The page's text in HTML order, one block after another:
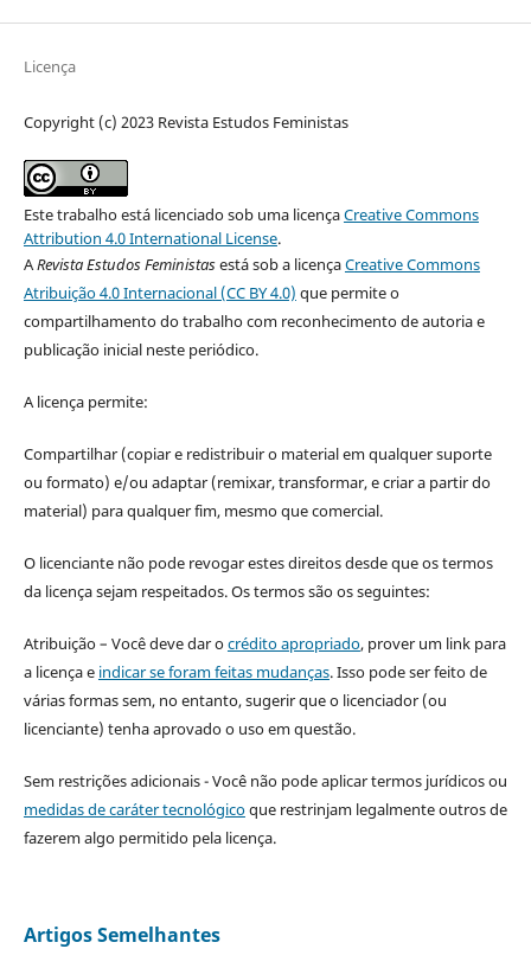
Licença
Copyright (c) 2023 Revista Estudos Feministas
Este trabalho está licenciado sob uma licençaCreative Commons
Attribution 4.0 International License.
ARevista Estudos Feministasestá sob a licençaCreative Commons
Atribuição 4.0 Internacional (CC BY 4.0) que permite o
compartilhamento do trabalho com reconhecimento de autoria e
publicação inicial neste periódico.
A licença permite:
Compartilhar (copiar e redistribuir o material em qualquer suporte
ou formato) e/ou adaptar (remixar, transformar, e criar a partir do
material) para qualquer fim, mesmo que comercial.
O licenciante não pode revogar estes direitos desde que os termos
da licença sejam respeitados. Os termos são os seguintes:
Atribuição – Você deve dar ocrédito apropriado, prover um link para
a licença e indicar se foram feitas mudanças. Isso pode ser feito de
várias formas sem, no entanto, sugerir que o licenciador (ou
licenciante) tenha aprovado o uso em questão.
Sem restrições adicionais - Você não pode aplicar termos jurídicos ou
medidas de caráter tecnológicoque restrinjam legalmente outros de
fazerem algo permitido pela licença.
Artigos Semelhantes